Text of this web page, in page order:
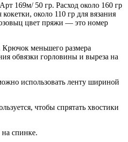
169м/ 50 гр. Расход около 160 гр
около 110 гр для вязания
цвет пряжи — это номер
меньшего размера
обвязки горловины и выреза на
использовать ленту шириной
чтобы спрятать хвостики
спинке.